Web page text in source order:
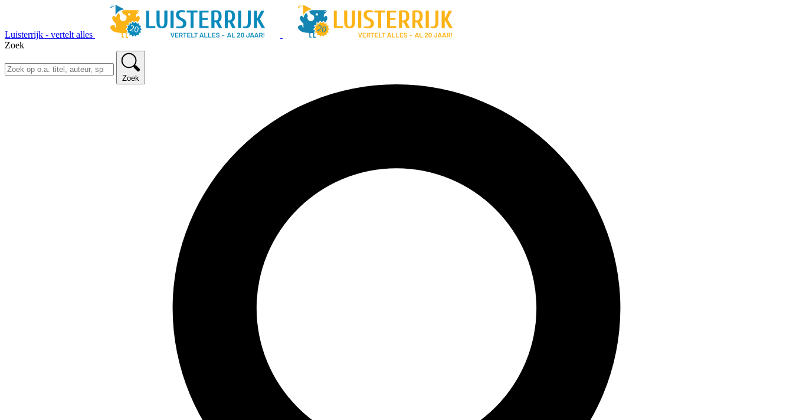
Luisterrijk - vertelt alles
Zoek
Zoek